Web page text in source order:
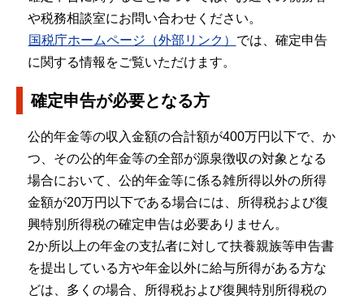
や税務相談室にお問い合わせください。
国税庁ホームページ（外部リンク） では、確定申告
に関する情報をご覧いただけます。
確定申告が必要となる方
公的年金等の収入金額の合計額が400万円以下で、か
つ、その公的年金等の全部が源泉徴収の対象となる
場合において、公的年金等に係る雑所得以外の所得
金額が20万円以下である場合には、所得税および復
興特別所得税の確定申告は必要ありません。
2か所以上の年金の支払者に対して扶養親族等申告書
を提出している方や年金以外に給与所得がある方な
どは、多くの場合、所得税および復興特別所得税の